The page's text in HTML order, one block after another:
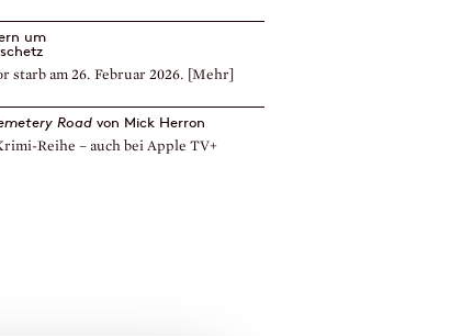
um
starb am 26. Februar 2026. [Mehr]
Road von Mick Herron
Reihe – auch bei Apple TV+